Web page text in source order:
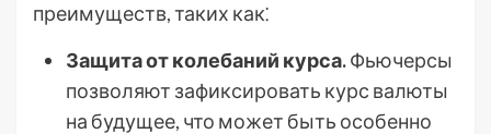
преимуществ, таких как⁚
Защита от колебаний курса.Фьючерсы
позволяют зафиксировать курс валюты
на будущее, что может быть особенно